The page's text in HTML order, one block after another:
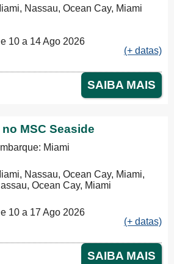
Nassau, Ocean Cay, Miami
10 a 14 Ago 2026
(+ datas)
SAIBA MAIS
no MSC Seaside
Miami
Nassau, Ocean Cay, Miami,
Ocean Cay, Miami
10 a 17 Ago 2026
(+ datas)
SAIBA MAIS